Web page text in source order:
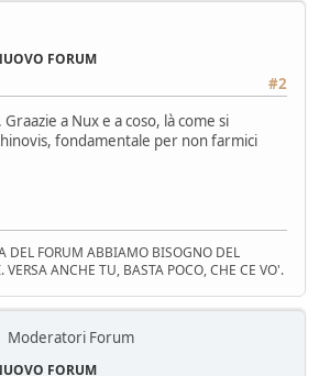
FORUM
#2
a Nux e a coso, là come si
fondamentale per non farmici
DEL FORUM ABBIAMO BISOGNO DEL
ANCHE TU, BASTA POCO, CHE CE VO'.
Moderatori Forum
FORUM